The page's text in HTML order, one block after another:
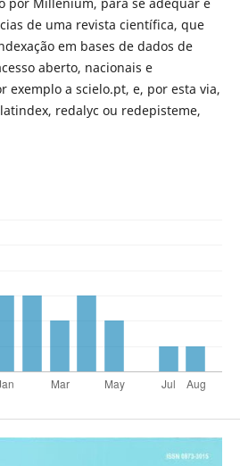
de uma revista científica, que
em bases de dados de
aberto, nacionais e
exemplo a scielo.pt, e, por esta via,
redalyc ou redepisteme,